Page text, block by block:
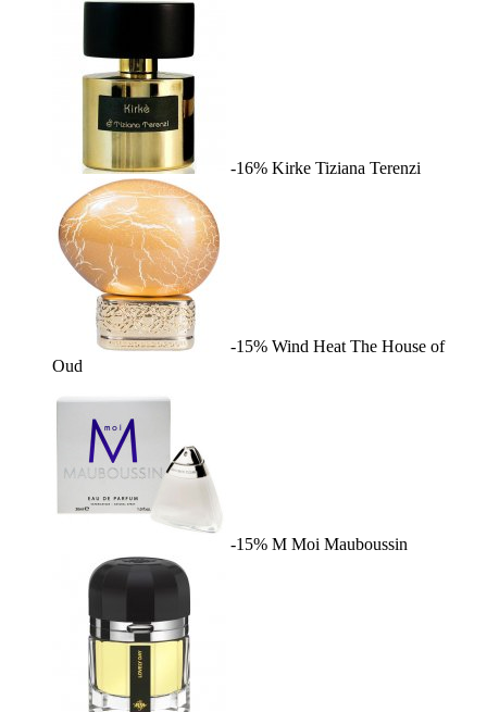
-16% Kirke Tiziana Terenzi
-15% Wind Heat The House of
Oud
-15% M Moi Mauboussin